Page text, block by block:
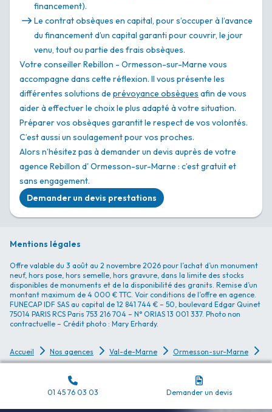
financement).
Le contrat obsèques en capital, pour s’occuper à l’avance
du financement d’un capital garanti pour couvrir, le jour
venu, tout ou partie des frais obsèques.
Votre conseiller Rebillon - Ormesson-sur-Marne vous
accompagne dans cette réflexion. Il vous présente les
différentes solutions de prévoyance obsèques afin de vous
aider à effectuer le choix le plus adapté à votre situation.
Préparer vos obsèques garantit le respect de vos volontés.
C’est aussi un soulagement pour vos proches.
Alors n’hésitez pas à demander un devis auprès de votre
agence Rebillon d' Ormesson-sur-Marne : c’est gratuit et
sans engagement.
Demander un devis prestations
Mentions légales
Offre valable du 3 août au 2 novembre 2026 pour l’achat d’un monument
neuf, hors pose, hors semelle, hors gravure, dans la limite des stocks
disponibles de monuments et de la disponibilité des granits. Remise d’un
montant maximum de 4 000 € TTC. Voir conditions de l’offre en agence.
FUNECAP IDF SAS au capital de 12 841 744 € – 50, boulevard Edgar Quinet
75014 PARIS RCS Paris 753 216 704 – N° ORIAS 13 001 337. Photo non
contractuelle – Crédit photo : Mary Erhardy.
Accueil Nos agences Val-de-Marne Ormesson-sur-Marne
01 45 76 03 03 Demander un devis